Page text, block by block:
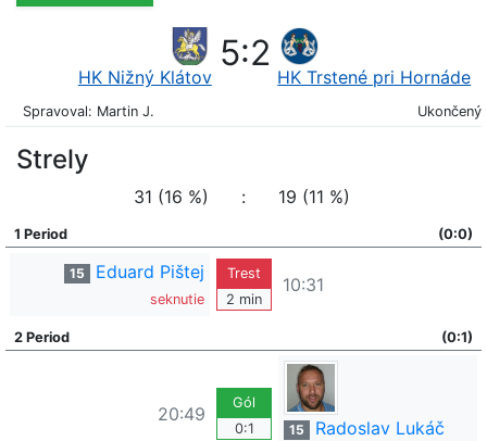
HK Nižný Klátov
5:2
HK Trstené pri Hornáde
Spravoval: Martin J. Ukončený
Strely
31 (16 %) : 19 (11 %)
1 Period (0:0)
15 Eduard Pištej
seknutie
Trest
2 min
10:31
2 Period (0:1)
20:49
Gól
0:1
15 Radoslav Lukáč